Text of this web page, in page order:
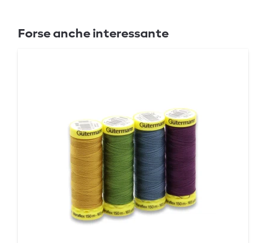
Forse anche interessante